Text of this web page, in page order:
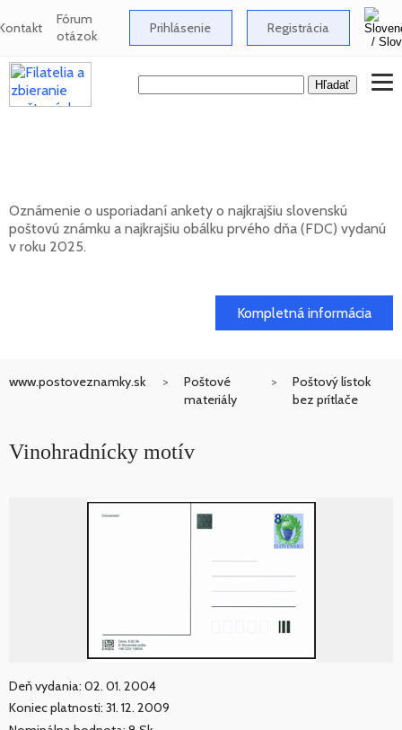
Fórum
otázok Prihlásenie Registrácia
Oznámenie o usporiadaní ankety o najkrajšiu slovenskú
poštovú známku a najkrajšiu obálku prvého dňa (FDC) vydanú
v roku 2025.
Kompletná informácia
www.postoveznamky.sk
Poštové
materiály
Poštový lístok
bez prítlače
Vinohradnícky motív
Deň vydania: 02. 01. 2004
Koniec platnosti: 31. 12. 2009